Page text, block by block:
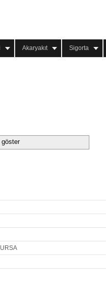
Akaryakıt Sigorta
göster